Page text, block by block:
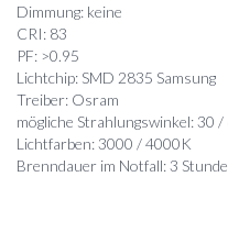
Dimmung: keine
CRI: 83
PF: >0.95
Lichtchip: SMD 2835 Samsung
Treiber: Osram
mögliche Strahlungswinkel: 30
Lichtfarben: 3000 / 4000K
Brenndauer im Notfall: 3